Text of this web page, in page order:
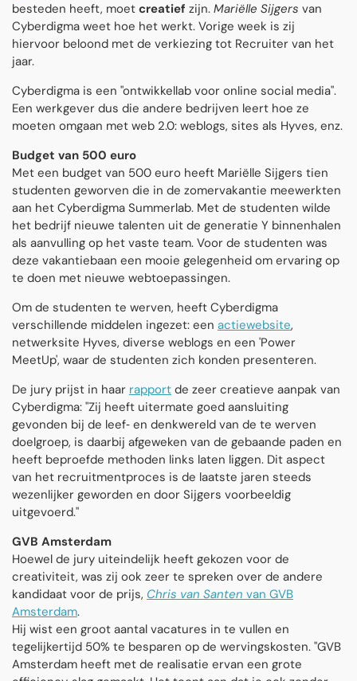
besteden heeft, moet creatief zijn. Mariëlle Sijgers van
Cyberdigma weet hoe het werkt. Vorige week is zij
hiervoor beloond met de verkiezing tot Recruiter van het
jaar.
Cyberdigma is een "ontwikkellab voor online social media".
Een werkgever dus die andere bedrijven leert hoe ze
moeten omgaan met web 2.0: weblogs, sites als Hyves, enz.
Budget van 500 euro
Met een budget van 500 euro heeft Mariëlle Sijgers tien
studenten geworven die in de zomervakantie meewerkten
aan het Cyberdigma Summerlab. Met de studenten wilde
het bedrijf nieuwe talenten uit de generatie Y binnenhalen
als aanvulling op het vaste team. Voor de studenten was
deze vakantiebaan een mooie gelegenheid om ervaring op
te doen met nieuwe webtoepassingen.
Om de studenten te werven, heeft Cyberdigma
verschillende middelen ingezet: een actiewebsite,
netwerksite Hyves, diverse weblogs en een 'Power
MeetUp', waar de studenten zich konden presenteren.
De jury prijst in haar rapport de zeer creatieve aanpak van
Cyberdigma: "Zij heeft uitermate goed aansluiting
gevonden bij de leef‐ en denkwereld van de te werven
doelgroep, is daarbij afgeweken van de gebaande paden en
heeft beproefde methoden links laten liggen. Dit aspect
van het recruitmentproces is de laatste jaren steeds
wezenlijker geworden en door Sijgers voorbeeldig
uitgevoerd."
GVB Amsterdam
Hoewel de jury uiteindelijk heeft gekozen voor de
creativiteit, was zij ook zeer te spreken over de andere
kandidaat voor de prijs, Chris van Santen van GVB
Amsterdam.
Hij wist een groot aantal vacatures in te vullen en
tegelijkertijd 50% te besparen op de wervingskosten. "GVB
Amsterdam heeft met de realisatie ervan een grote